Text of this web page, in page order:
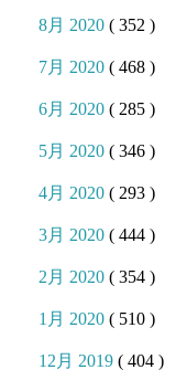
8月 2020( 352 )
7月 2020( 468 )
6月 2020( 285 )
5月 2020( 346 )
4月 2020( 293 )
3月 2020( 444 )
2月 2020( 354 )
1月 2020( 510 )
12月 2019( 404 )